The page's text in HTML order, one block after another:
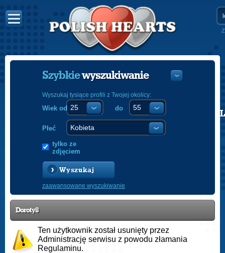
POLISH
Szybkiewyszukiwanie
Wyszukaj tysiące profili z Twojej okolicy:
Wiek od do
Płeć
tylko ze
zdjęciem
Wyszukaj
zaawansowane wyszukiwanie
Doroty8
Ten użytkownik został usunięty przez
Administrację serwisu z powodu złamania
Regulaminu.